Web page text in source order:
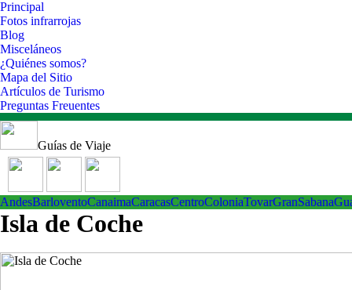
Principal
Fotos infrarrojas
Blog
Misceláneos
¿Quiénes somos?
Mapa del Sitio
Artículos de Turismo
Preguntas Freuentes
Guías de Viaje
AndesBarloventoCanaimaCaracasCentroColoniaTovarGranSabana
Isla de Coche